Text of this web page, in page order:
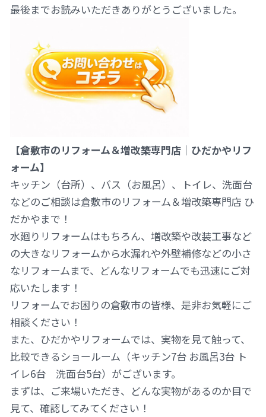
最後までお読みいただきありがとうございました。
【倉敷市のリフォーム＆増改築専門店｜ひだかやリフ
ォーム】
キッチン（台所）、バス（お風呂）、トイレ、洗面台
などのご相談は倉敷市のリフォーム＆増改築専門店 ひ
だかやまで！
水廻りリフォームはもちろん、増改築や改装工事など
の大きなリフォームから水漏れや外壁補修などの小さ
なリフォームまで、どんなリフォームでも迅速にご対
応いたします！
リフォームでお困りの倉敷市の皆様、是非お気軽にご
相談ください！
また、ひだかやリフォームでは、実物を見て触って、
比較できるショールーム（キッチン7台 お風呂3台 ト
イレ6台 洗面台5台）がございます。
まずは、ご来場いただき、どんな実物があるのか目で
見て、確認してみてください！